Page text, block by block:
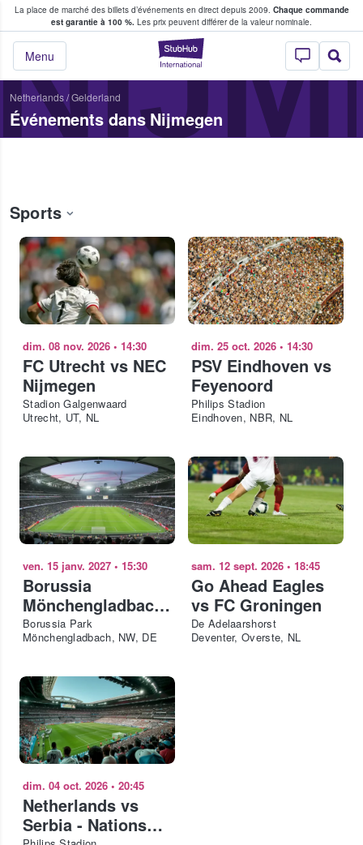
La place de marché des billets d’événements en direct depuis 2009. Chaque commande
est garantie à 100 %. Les prix peuvent différer de la valeur nominale.
StubHub - Où
Menu
fans achètent et vendent des billets
Netherlands/Gelderland
Événements dans Nijmegen
Sports
dim. 08 nov. 2026 • 14:30
FC Utrecht vs NEC
Nijmegen
Stadion Galgenwaard
Utrecht, UT, NL
dim. 25 oct. 2026 • 14:30
PSV Eindhoven vs
Feyenoord
Philips Stadion
Eindhoven, NBR, NL
ven. 15 janv. 2027 • 15:30
Borussia
Mönchengladbach
vs 1. FC Union
Berlin
Borussia Park
Mönchengladbach, NW, DE
sam. 12 sept. 2026 • 18:45
Go Ahead Eagles
vs FC Groningen
De Adelaarshorst
Deventer, Overste, NL
dim. 04 oct. 2026 • 20:45
Netherlands vs
Serbia - Nations